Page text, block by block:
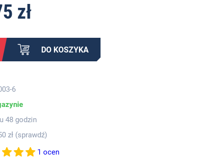
zł
DO KOSZYKA
6
48 godzin
zł (sprawdź)
1 ocen